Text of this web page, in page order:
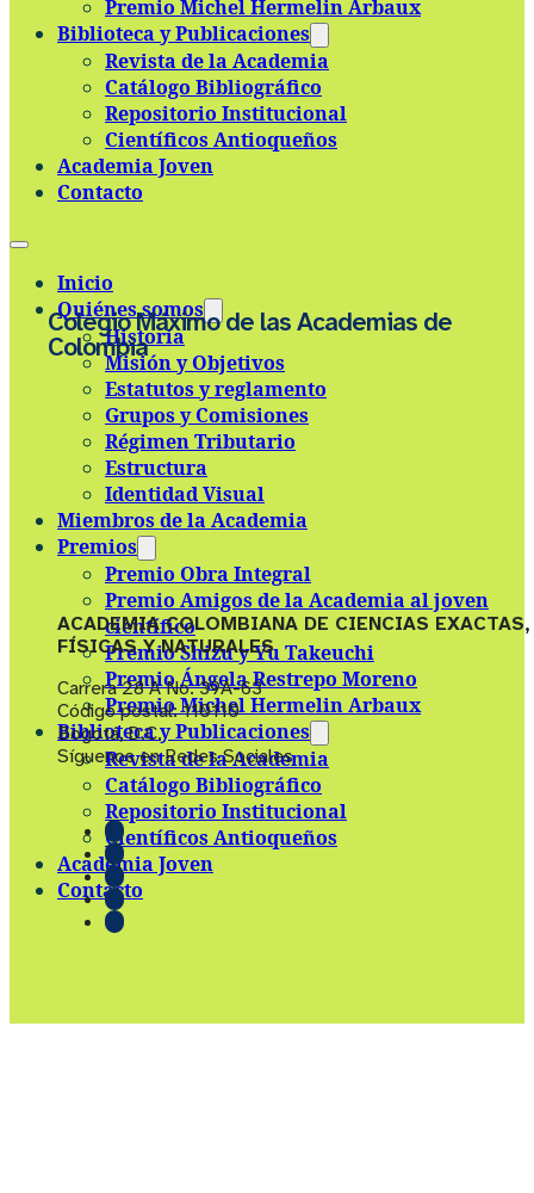
Skip to main contentSkip to footer
Premio Michel Hermelin Arbaux
Biblioteca y Publicaciones
Revista de la Academia
Catálogo Bibliográfico
Repositorio Institucional
Científicos Antioqueños
Academia Joven
Contacto
Inicio
Quiénes somos
Historia
Misión y Objetivos
Estatutos y reglamento
Grupos y Comisiones
Régimen Tributario
Estructura
Identidad Visual
Miembros de la Academia
Premios
Premio Obra Integral
Premio Amigos de la Academia al joven
científico
Premio Shizu y Yu Takeuchi
Premio Ángela Restrepo Moreno
Premio Michel Hermelin Arbaux
Biblioteca y Publicaciones
Revista de la Academia
Catálogo Bibliográfico
Repositorio Institucional
Científicos Antioqueños
Academia Joven
Contacto
Colegio Máximo de las Academias de
Colombia
ACADEMIA COLOMBIANA DE CIENCIAS EXACTAS,
FÍSICAS Y NATURALES
Carrera 28 A No. 39A-63
Código postal: 110110
Bogotá, D.C.
Síguenos en Redes Sociales